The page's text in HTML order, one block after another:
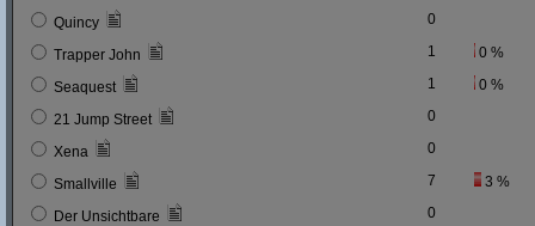
Quincy 0
Trapper John 1 0 %
Seaquest 1 0 %
21 Jump Street 0
Xena 0
Smallville 7 3 %
Der Unsichtbare 0